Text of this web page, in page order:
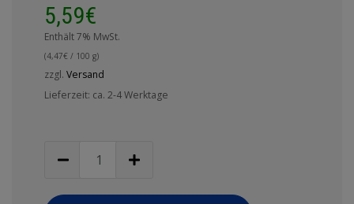
5,59€
Enthält 7% MwSt.
(4,47€ / 100 g)
zzgl. Versand
Lieferzeit: ca. 2-4 Werktage